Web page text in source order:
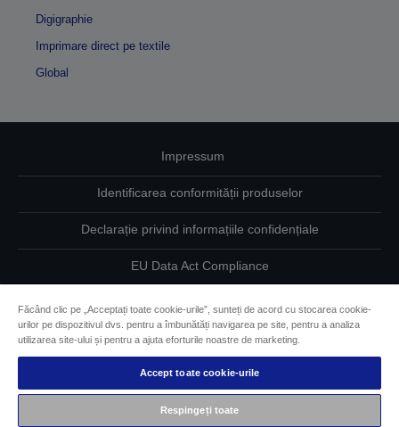
Digigraphie
Imprimare direct pe textile
Global
Impressum
Identificarea conformității produselor
Declarație privind informațiile confidențiale
EU Data Act Compliance
Informaţii despre modulele cookie
Angajamentul Epson pe linie de accesibilitate
Făcând clic pe „Acceptați toate cookie-urile”, sunteți de acord cu stocarea cookie-
urilor pe dispozitivul dvs. pentru a îmbunătăți navigarea pe site, pentru a analiza
utilizarea site-ului și pentru a ajuta eforturile noastre de marketing.
Accept toate cookie-urile
Respingeți toate